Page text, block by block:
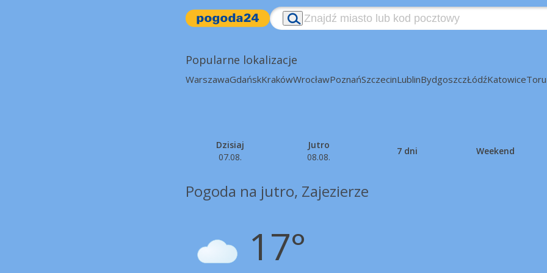
Popularne lokalizacje
WarszawaGdańskKrakówWrocławPoznańSzczecinLublinBydgoszczŁódźKatowice
Dzisiaj
07.08.
Jutro
08.08.
7 dni Weekend
Pogoda na jutro, Zajezierze
17°